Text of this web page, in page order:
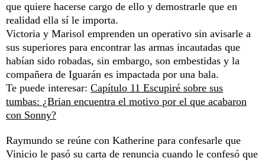
que quiere hacerse cargo de ello y demostrarle que en
realidad ella sí le importa.
Victoria y Marisol emprenden un operativo sin avisarle a
sus superiores para encontrar las armas incautadas que
habían sido robadas, sin embargo, son embestidas y la
compañera de Iguarán es impactada por una bala.
Te puede interesar: Capítulo 11 Escupiré sobre sus
tumbas: ¿Brian encuentra el motivo por el que acabaron
con Sonny?
Raymundo se reúne con Katherine para confesarle que
Vinicio le pasó su carta de renuncia cuando le confesó que